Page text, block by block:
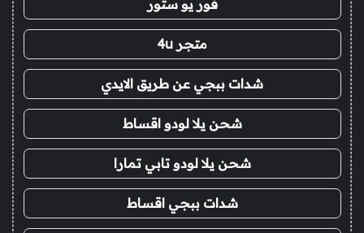
فور يو ستور
متجر 4u
شدات ببجي عن طريق الايدي
شحن يلا لودو اقساط
شحن يلا لودو تابي تمارا
شدات ببجي اقساط